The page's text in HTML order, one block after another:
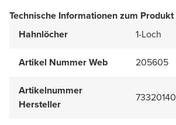
Technische Informationen zum Produkt
Hahnlöcher
1-Loch
Artikel Nummer Web 205605
Artikelnummer
Hersteller
73320140